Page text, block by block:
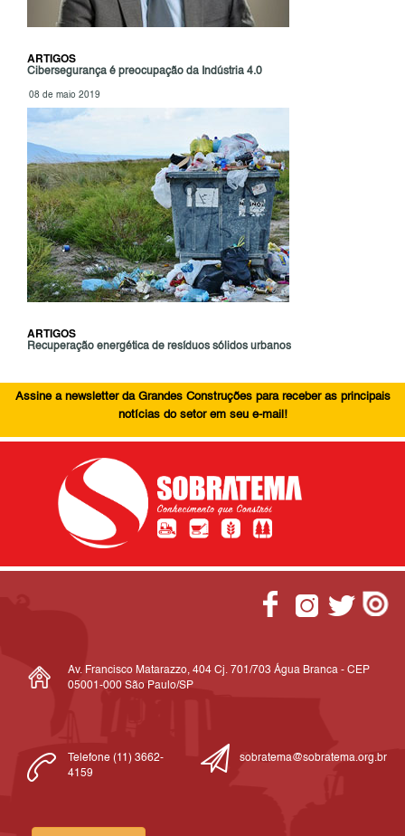
ARTIGOS
Cibersegurança é preocupação da Indústria 4.0
08 de maio 2019
ARTIGOS
Recuperação energética de resíduos sólidos urbanos
Assine a newsletter da Grandes Construções para receber as principais
notícias do setor em seu e-mail!
Av. Francisco Matarazzo, 404 Cj. 701/703 Água Branca - CEP
05001-000 São Paulo/SP
Telefone (11) 3662-
4159
sobratema@sobratema.org.br